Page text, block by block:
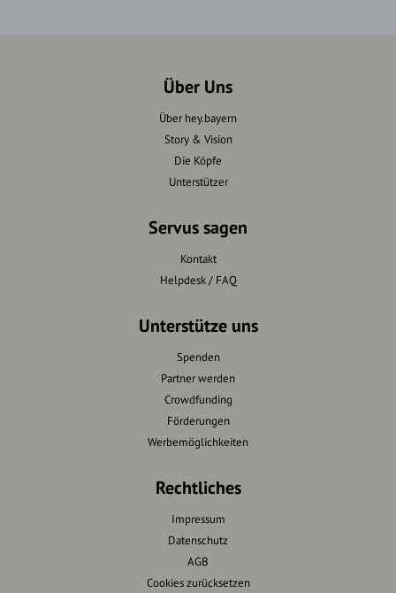
Über Uns
Über hey.bayern
Story & Vision
Die Köpfe
Unterstützer
Servus sagen
Kontakt
Helpdesk / FAQ
Unterstütze uns
Spenden
Partner werden
Crowdfunding
Förderungen
Werbemöglichkeiten
Rechtliches
Impressum
Datenschutz
AGB
Cookies zurücksetzen